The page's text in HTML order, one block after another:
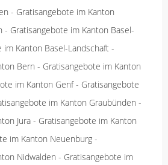
- Gratisangebote im Kanton
- Gratisangebote im Kanton Basel-
im Kanton Basel-Landschaft -
Bern - Gratisangebote im Kanton
im Kanton Genf- Gratisangebote
im Kanton Graubünden -
Jura - Gratisangebote im Kanton
im Kanton Neuenburg -
Nidwalden - Gratisangebote im